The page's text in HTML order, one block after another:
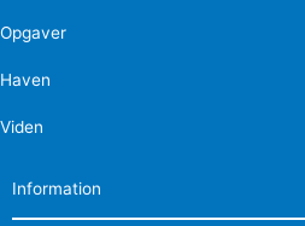
Opgaver
Haven
Viden
Information